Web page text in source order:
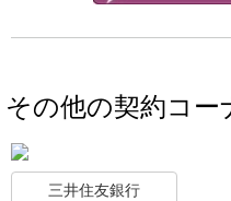
その他の契約コー
三井住友銀行